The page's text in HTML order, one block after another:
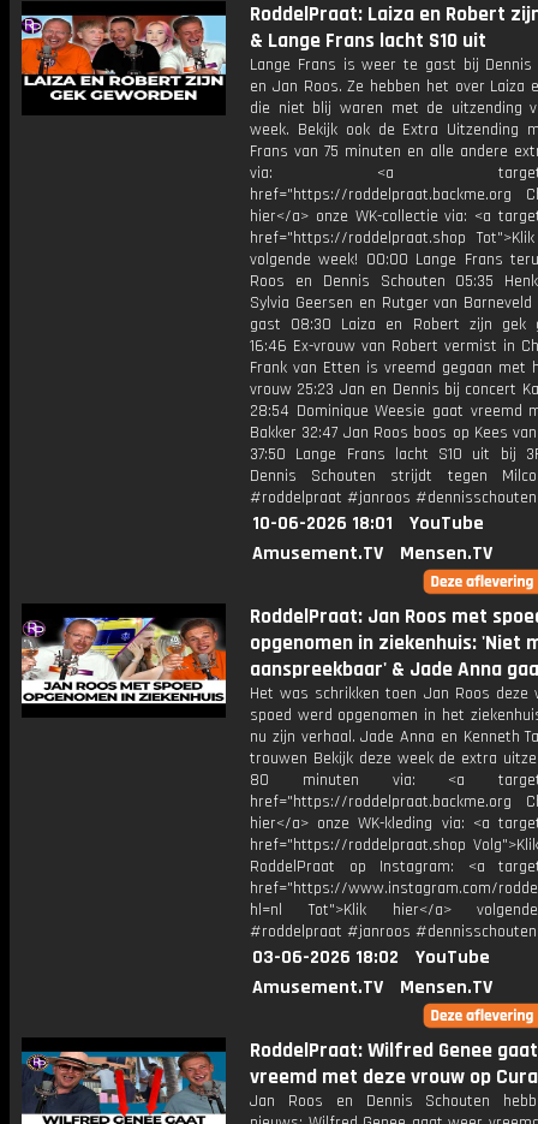
RoddelPraat: Laiza en Robert
& Lange Frans lacht S10 uit
Lange Frans is weer te gast bij Dennis
en Jan Roos. Ze hebben het over Laiza
die niet blij waren met de uitzending
week. Bekijk ook de Extra Uitzending
Frans van 75 minuten en alle andere
via: <a
href="https://roddelpraat.backme.org
hier</a> onze WK-collectie via: <a
href="https://roddelpraat.shop
volgende week! 00:00 Lange Frans
Roos en Dennis Schouten 05:35
Sylvia Geersen en Rutger van
gast 08:30 Laiza en Robert zijn gek
16:46 Ex-vrouw van Robert vermist in
Frank van Etten is vreemd gegaan met
vrouw 25:23 Jan en Dennis bij concert
28:54 Dominique Weesie gaat vreemd
Bakker 32:47 Jan Roos boos op Kees
37:50 Lange Frans lacht S10 uit bij
Dennis Schouten strijdt tegen
#roddelpraat #janroos #dennisschouten
10-06-2026 18:01
YouTube
Amusement.TV
Mensen.TV
RoddelPraat: Jan Roos met
opgenomen in ziekenhuis: 'Niet
aanspreekbaar' & Jade Anna
Het was schrikken toen Jan Roos deze
spoed werd opgenomen in het
nu zijn verhaal. Jade Anna en Kenneth
trouwen Bekijk deze week de extra
80 minuten via: <a
href="https://roddelpraat.backme.org
hier</a> onze WK-kleding via: <a
href="https://roddelpraat.shop
RoddelPraat op Instagram: <a
href="https://www.instagram.com/
hl=nl Tot">Klik hier</a>
#roddelpraat #janroos #dennisschouten
03-06-2026 18:02
YouTube
Amusement.TV
Mensen.TV
RoddelPraat: Wilfred Genee gaat
vreemd met deze vrouw op
Jan Roos en Dennis Schouten